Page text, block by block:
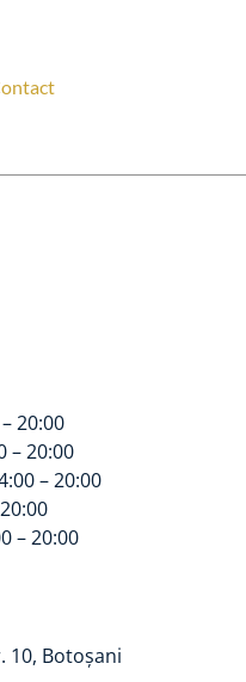
20:00
– 20:00
– 20:00
– 20:00
10, Botoșani